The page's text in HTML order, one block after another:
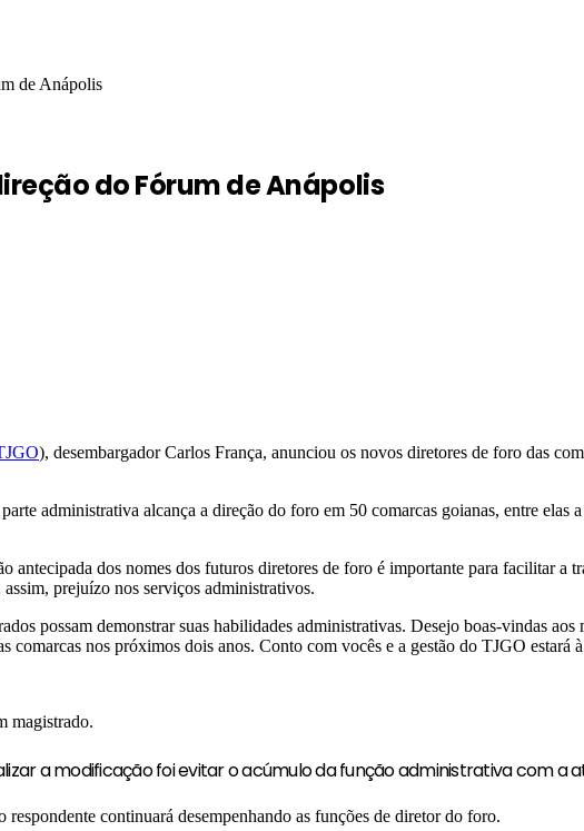
de Anápolis
do Fórum de Anápolis
), desembargador Carlos França, anunciou os novos diretores de foro das
administrativa alcança a direção do foro em 50 comarcas goianas, entre
antecipada dos nomes dos futuros diretores de foro é importante para facilitar a
prejuízo nos serviços administrativos.
possam demonstrar suas habilidades administrativas. Desejo boas-vindas
comarcas nos próximos dois anos. Conto com vocês e a gestão do TJGO
magistrado.
a modificação foi evitar o acúmulo da função administrativa com a
continuará desempenhando as funções de diretor do foro.